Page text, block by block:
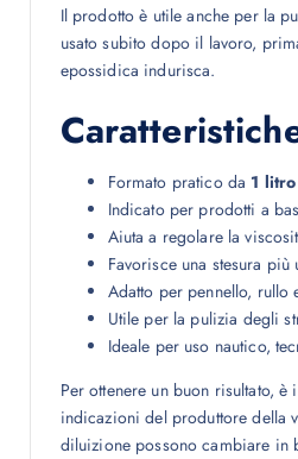
Il prodotto è utile anche per la
usato subito dopo il lavoro,
epossidica indurisca.
Formato pratico da 1 litro
Indicato per prodotti a
Aiuta a regolare la
Favorisce una stesura più
Adatto per pennello, rullo
Utile per la pulizia degli
Ideale per uso nautico,
Per ottenere un buon risultato, è
indicazioni del produttore della
diluizione possono cambiare in